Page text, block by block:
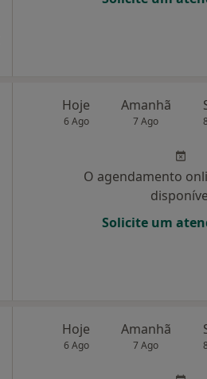
Hoje
6 Ago
Amanhã
7 Ago
O agendamento
Solicite um
Hoje
6 Ago
Amanhã
7 Ago